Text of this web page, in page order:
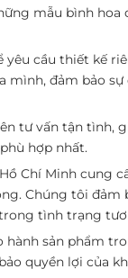
mẫu bình hoa
yêu cầu thiết kế
mình, đảm bảo sự
tư vấn tận tình,
hợp nhất.
Chí Minh cung
Chúng tôi đảm
tình trạng
hành sản phẩm
quyền lợi của